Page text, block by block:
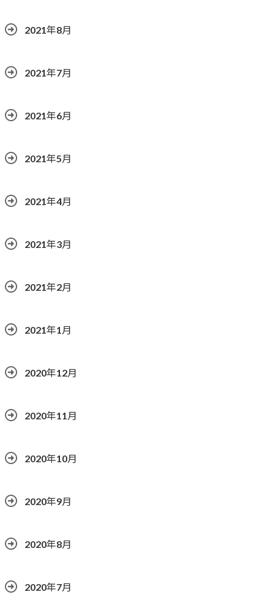
2021年8月
2021年7月
2021年6月
2021年5月
2021年4月
2021年3月
2021年2月
2021年1月
2020年12月
2020年11月
2020年10月
2020年9月
2020年8月
2020年7月